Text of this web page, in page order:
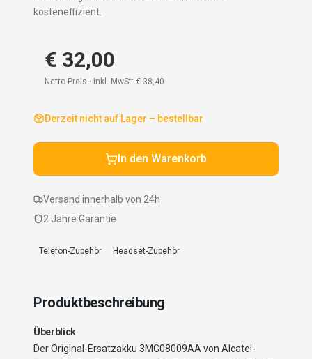
kosteneffizient.
€ 32,00
Netto-Preis · inkl. MwSt: € 38,40
Derzeit nicht auf Lager – bestellbar
In den Warenkorb
Versand innerhalb von 24h
2 Jahre Garantie
Telefon-Zubehör Headset-Zubehör
Produktbeschreibung
Überblick
Der Original-Ersatzakku 3MG08009AA von Alcatel-